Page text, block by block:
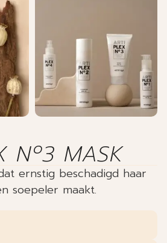
Nº3 MASK
ernstig beschadigd haar
soepeler maakt.